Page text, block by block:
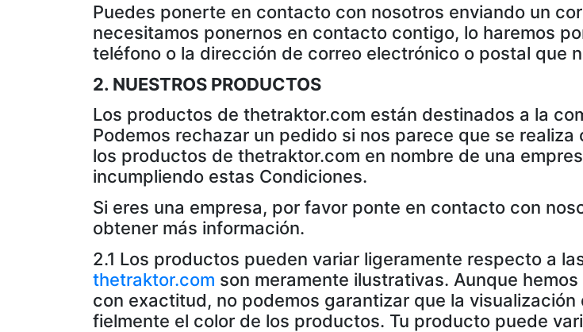
Puedes ponerte en contacto con nosotros enviando un
necesitamos ponernos en contacto contigo, lo haremos
teléfono o la dirección de correo electrónico o postal que
2. NUESTROS PRODUCTOS
Los productos de thetraktor.com están destinados a la
Podemos rechazar un pedido si nos parece que se
los productos de thetraktor.com en nombre de una
incumpliendo estas Condiciones.
Si eres una empresa, por favor ponte en contacto con
obtener más información.
2.1 Los productos pueden variar ligeramente respecto a
thetraktor.com son meramente ilustrativas. Aunque
con exactitud, no podemos garantizar que la
fielmente el color de los productos. Tu producto puede